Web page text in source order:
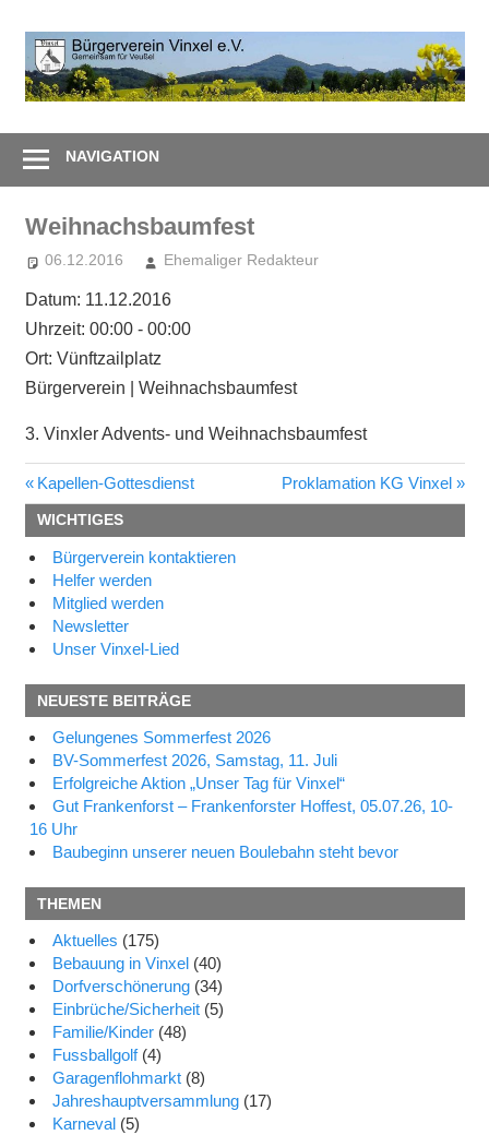
Inhalt
springen
ZusammenNAVIGATION
Weihnachsbaumfest
06.12.2016 Ehemaliger Redakteur
Datum: 11.12.2016
Uhrzeit: 00:00 - 00:00
Ort: Vünftzailplatz
Bürgerverein | Weihnachsbaumfest
3. Vinxler Advents- und Weihnachsbaumfest
Beitragsnavigation
Vorheriger
Beitrag:
Kapellen-Gottesdienst
Nächster
Beitrag:
Proklamation KG Vinxel
WICHTIGES
Bürgerverein kontaktieren
Helfer werden
Mitglied werden
Newsletter
Unser Vinxel-Lied
NEUESTE BEITRÄGE
Gelungenes Sommerfest 2026
BV-Sommerfest 2026, Samstag, 11. Juli
Erfolgreiche Aktion „Unser Tag für Vinxel“
Gut Frankenforst – Frankenforster Hoffest, 05.07.26, 10-
16 Uhr
Baubeginn unserer neuen Boulebahn steht bevor
THEMEN
Aktuelles (175)
Bebauung in Vinxel (40)
Dorfverschönerung (34)
Einbrüche/Sicherheit (5)
Familie/Kinder (48)
Fussballgolf(4)
Garagenflohmarkt (8)
Jahreshauptversammlung (17)
Karneval (5)